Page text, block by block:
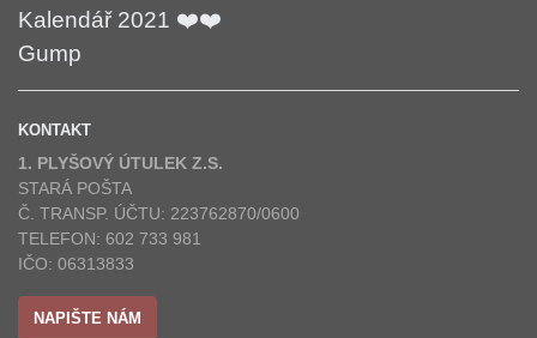
Kalendář 2021 ❤️❤️
Gump
KONTAKT
1. PLYŠOVÝ ÚTULEK Z.S.
STARÁ POŠTA
Č. TRANSP. ÚČTU: 223762870/0600
TELEFON: 602 733 981
IČO: 06313833
NAPIŠTE NÁM